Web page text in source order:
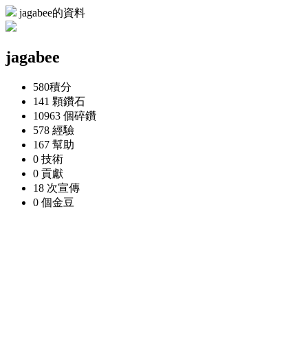
jagabee的資料
jagabee
580積分
141 顆鑽石
10963 個碎鑽
578 經驗
167 幫助
0 技術
0 貢獻
18 次宣傳
0 個金豆